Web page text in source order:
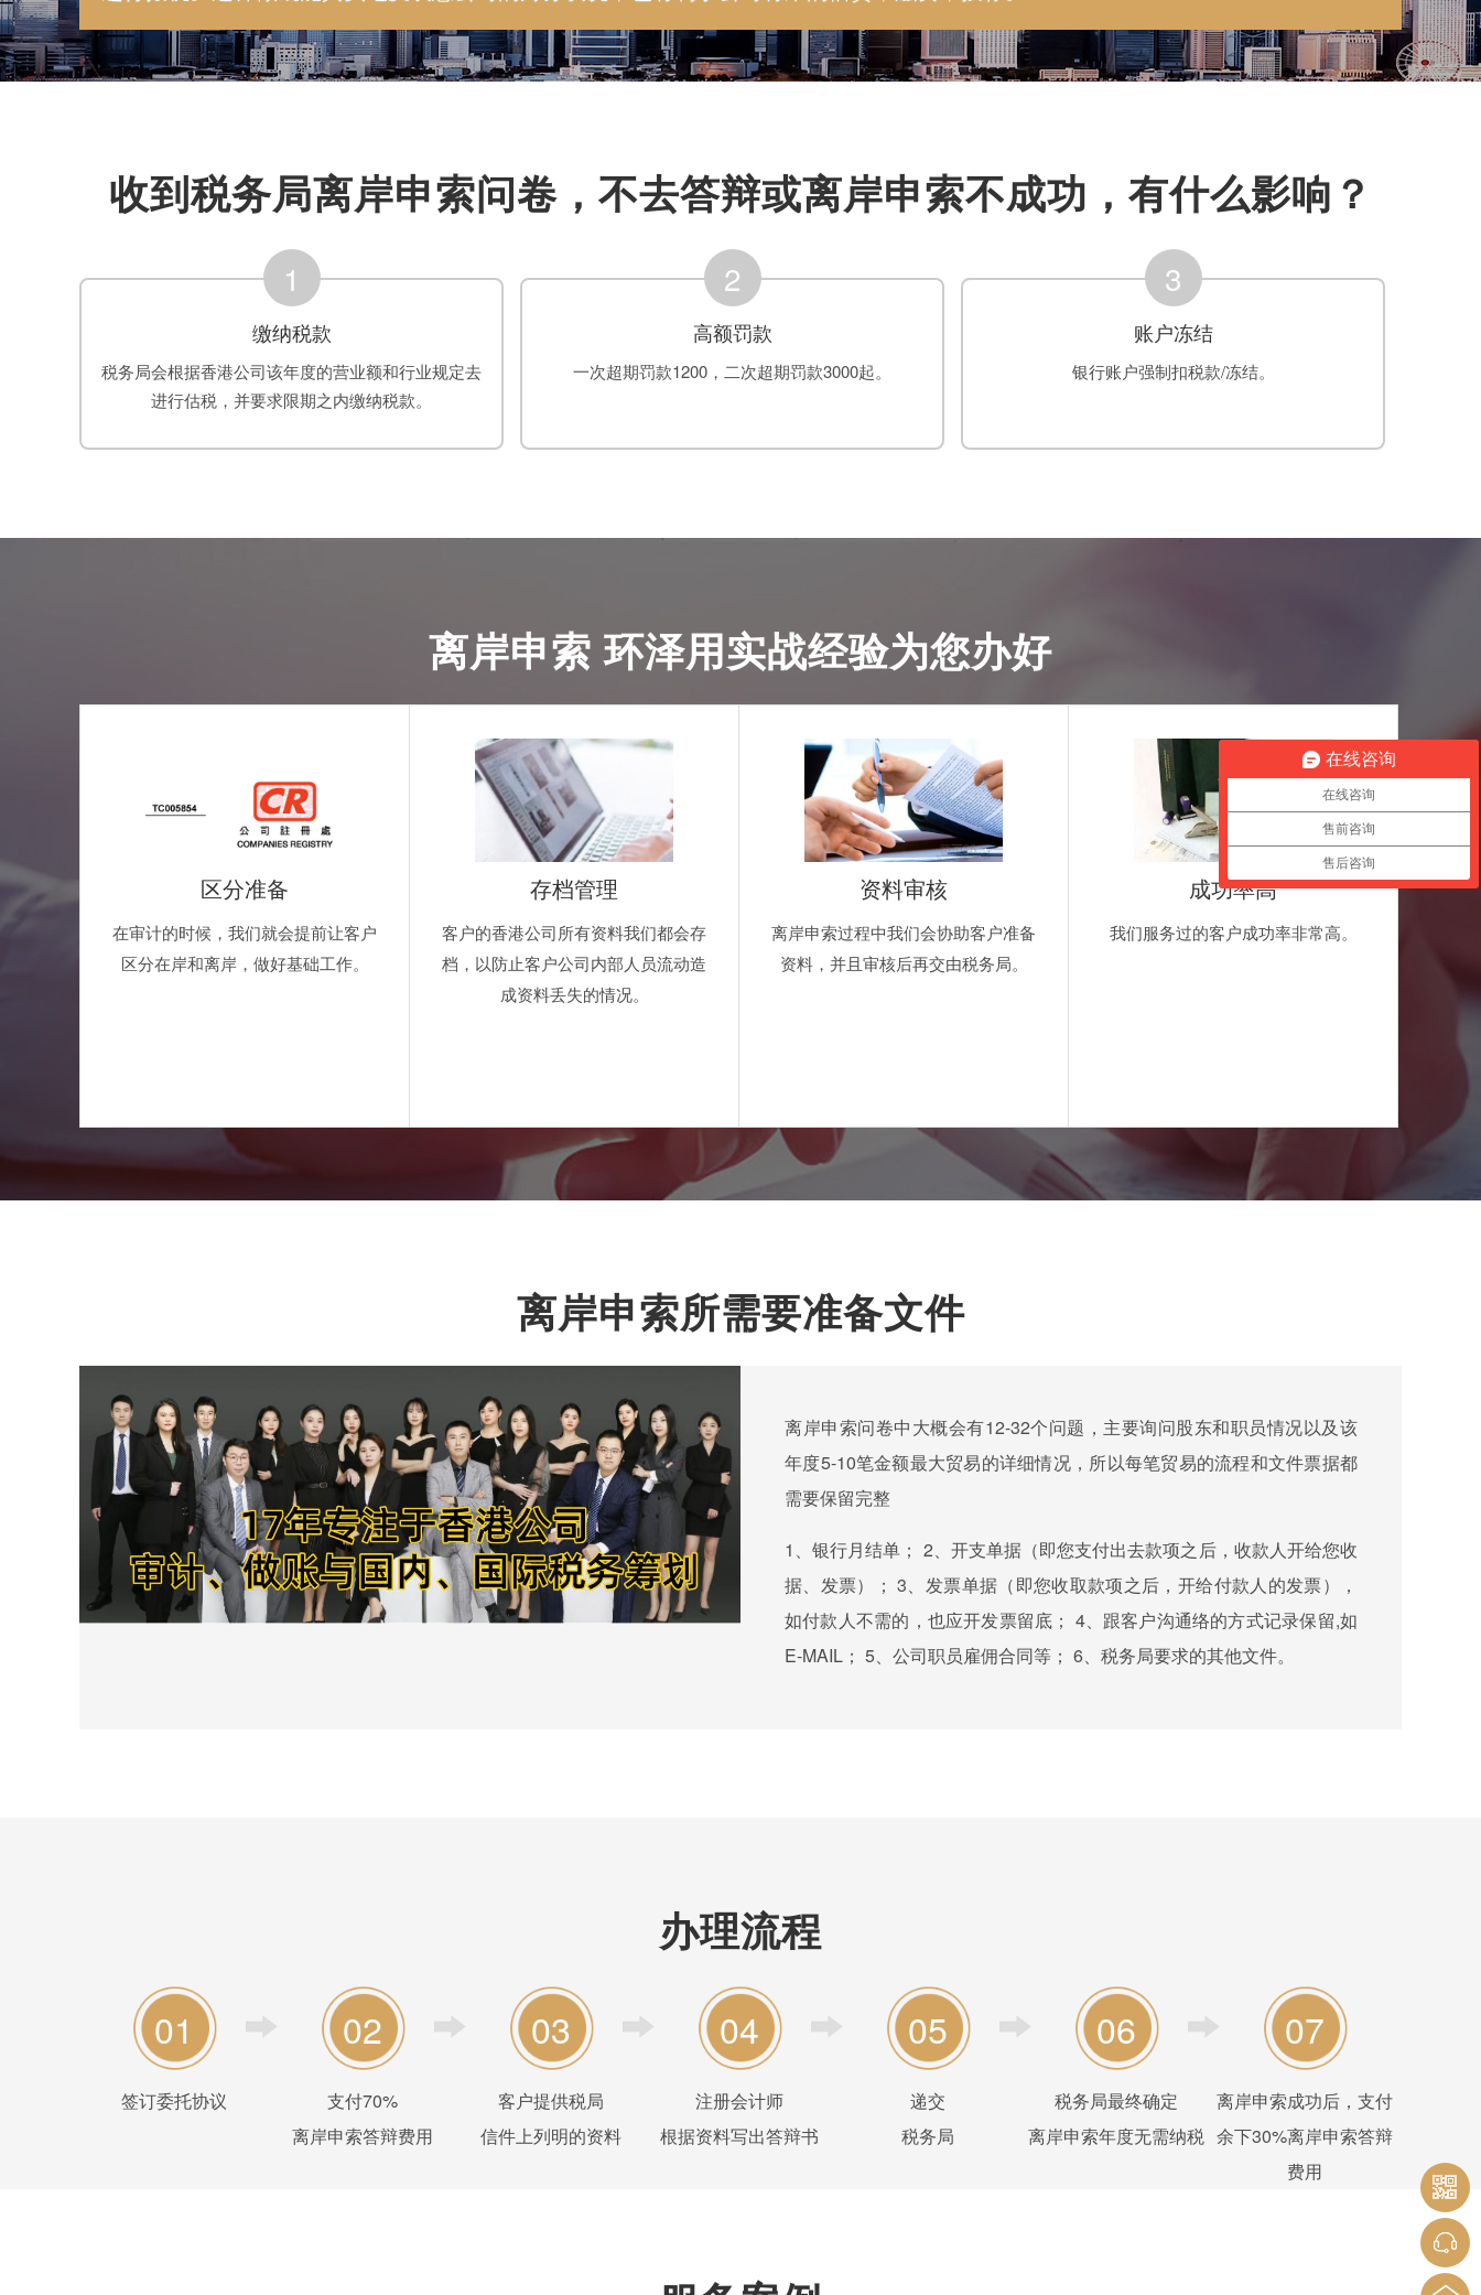
收到税务局离岸申索问卷，不去答辩或离岸申索不成功，有什么影响？
1
缴纳税款
税务局会根据香港公司该年度的营业额和行业规定去
进行估税，并要求限期之内缴纳税款。
2
高额罚款
一次超期罚款1200，二次超期罚款3000起。
3
账户冻结
银行账户强制扣税款/冻结。
离岸申索 环泽用实战经验为您办好
区分准备
在审计的时候，我们就会提前让客户
区分在岸和离岸，做好基础工作。
存档管理
客户的香港公司所有资料我们都会存
档，以防止客户公司内部人员流动造
成资料丢失的情况。
资料审核
离岸申索过程中我们会协助客户准备
资料，并且审核后再交由税务局。
成功率高
我们服务过的客户成功率非常高。
离岸申索所需要准备文件
离岸申索问卷中大概会有12-32个问题，主要询问股东和职员情况以及该
年度5-10笔金额最大贸易的详细情况，所以每笔贸易的流程和文件票据都
需要保留完整
1、银行月结单； 2、开支单据（即您支付出去款项之后，收款人开给您收
据、发票）； 3、发票单据（即您收取款项之后，开给付款人的发票），
如付款人不需的，也应开发票留底； 4、跟客户沟通络的方式记录保留,如
E-MAIL； 5、公司职员雇佣合同等； 6、税务局要求的其他文件。
办理流程
01
签订委托协议
02
支付70%
离岸申索答辩费用
03
客户提供税局
信件上列明的资料
04
注册会计师
根据资料写出答辩书
05
递交
税务局
06
税务局最终确定
离岸申索年度无需纳税
07
离岸申索成功后，支付
余下30%离岸申索答辩
费用
在线咨询
在线咨询
售前咨询
售后咨询